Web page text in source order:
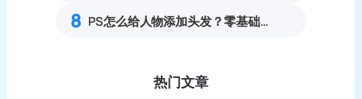
8 PS怎么给人物添加头发？零基础合成自然补发实操教程
热门文章